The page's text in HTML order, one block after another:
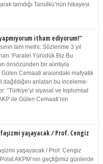
tanıdığı Tanülkü’nün hikayesi
itham ediyorum!”
tam metni: Sözlerime 3 yıl
‘Paralel Yürüdük Biz Bu
önsözünden bir alıntıyla
Gülen Cemaati arasındaki mafyatik
dağıldığını anlatan bu inceleme-
“Türkiye’yi siyasal ve toplumsal
ile Gülen Cemaati’nin
yaşayacak / Prof. Cengiz
yaşayacak / Prof. Cengiz
AKPM’nin geçtiğimiz günlerde